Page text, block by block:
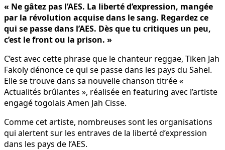
« Ne gâtez pas l’AES. La liberté d’expression, mangée
par la révolution acquise dans le sang. Regardez ce
qui se passe dans l’AES. Dès que tu critiques un peu,
c’est le front ou la prison. »
C’est avec cette phrase que le chanteur reggae, Tiken Jah
Fakoly dénonce ce qui se passe dans les pays du Sahel.
Elle se trouve dans sa nouvelle chanson titrée «
Actualités brûlantes », réalisée en featuring avec l’artiste
engagé togolais Amen Jah Cisse.
Comme cet artiste, nombreuses sont les organisations
qui alertent sur les entraves de la liberté d’expression
dans les pays de l’AES.